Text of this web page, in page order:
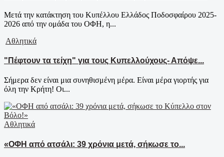
Μετά την κατάκτηση του Κυπέλλου Ελλάδος Ποδοσφαίρου 2025-
2026 από την ομάδα του ΟΦΗ, η...
Αθλητικά
"Πέφτουν τα τείχη" για τους Κυπελλούχους- Απόψε...
Σήμερα δεν είναι μια συνηθισμένη μέρα. Είναι μέρα γιορτής για
όλη την Κρήτη! Οι...
Αθλητικά
«ΟΦΗ από ατσάλι: 39 χρόνια μετά, σήκωσε το...